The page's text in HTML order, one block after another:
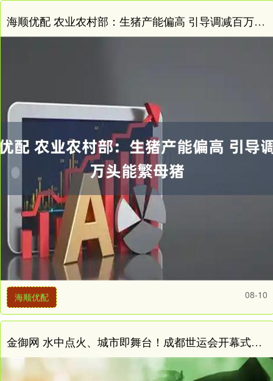
海顺优配 农业农村部：生猪产能偏高 引导调减百万头能繁母猪
海顺优配 08-10
金御网 水中点火、城市即舞台！成都世运会开幕式亮点最新解析